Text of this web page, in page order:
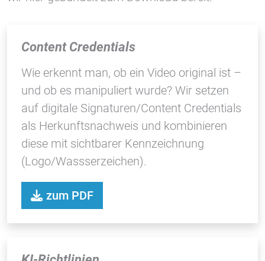
Content Credentials
Wie erkennt man, ob ein Video original ist –
und ob es manipuliert wurde? Wir setzen
auf digitale Signaturen/Content Credentials
als Herkunftsnachweis und kombinieren
diese mit sichtbarer Kennzeichnung
(Logo/Wassserzeichen).
zum PDF
unsere Besucher unsere Website nutzen.
Google Tag Manager und Google
Analytics
EXTERNE MEDIEN
Um Inhalte von Videoplattformen und Social Media
Plattformen anzeigen zu können, werden von
diesen externen Medien Cookies gesetzt.
YouTube